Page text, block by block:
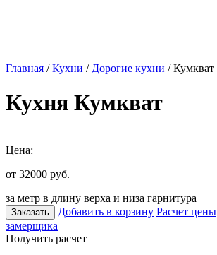
Главная /Кухни / Дорогие кухни / Кумкват
Кухня Кумкват
Цена:
от 32000 руб.
за метр в длину верха и низа гарнитура
Заказать Добавить в корзину Расчет цены
замерщика
Получить расчет